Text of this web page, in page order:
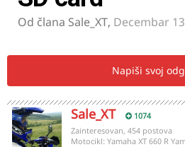
Od člana Sale_XT, Decembar
Napiši svoj
Sale_XT 1074
Zainteresovan, 454 postova
Motocikl: Yamaha XT 660 R